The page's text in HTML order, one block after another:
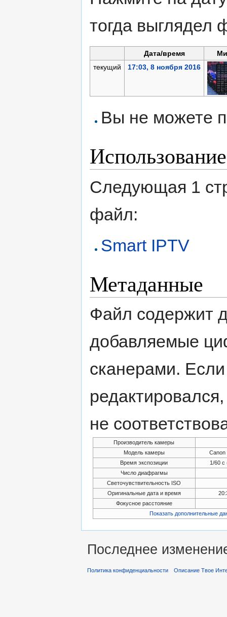
тогда выглядел
Дата/время
текущий
17:03, 8 ноября 2016
Вы не можете
Следующая 1
файл:
Smart IPTV
Метаданные
Файл содержит
добавляемые
сканерами.
не
Производитель камеры
Модель камеры
Canon
Время экспозиции
1/60 с
Число диафрагмы
Светочувствительность ISO
Оригинальные дата и время
Фокусное расстояние
Показать дополнительные
Последнее
Политика конфиденциальности Описание Твое